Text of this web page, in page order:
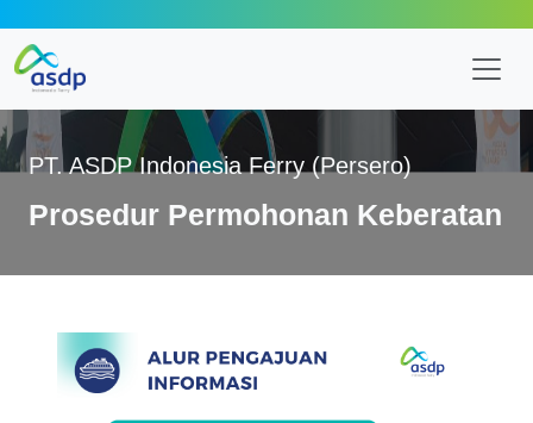
PT. ASDP Indonesia Ferry (Persero)
Prosedur Permohonan Keberatan